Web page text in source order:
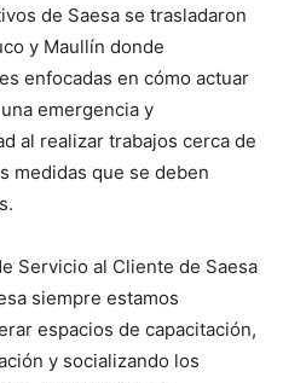
de Saesa se trasladaron
y Maullín donde
enfocadas en cómo actuar
emergencia y
al realizar trabajos cerca de
medidas que se deben
Servicio al Cliente de Saesa
siempre estamos
espacios de capacitación,
y socializando los